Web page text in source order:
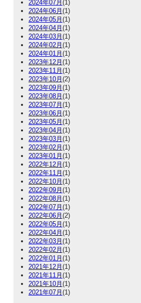
2024年07月 (1)
2024年06月 (1)
2024年05月 (1)
2024年04月 (1)
2024年03月 (1)
2024年02月 (1)
2024年01月 (1)
2023年12月 (1)
2023年11月 (1)
2023年10月 (2)
2023年09月 (1)
2023年08月 (1)
2023年07月 (1)
2023年06月 (1)
2023年05月 (1)
2023年04月 (1)
2023年03月 (1)
2023年02月 (1)
2023年01月 (1)
2022年12月 (1)
2022年11月 (1)
2022年10月 (1)
2022年09月 (1)
2022年08月 (1)
2022年07月 (1)
2022年06月 (2)
2022年05月 (1)
2022年04月 (1)
2022年03月 (1)
2022年02月 (1)
2022年01月 (1)
2021年12月 (1)
2021年11月 (1)
2021年10月 (1)
2021年07月 (1)